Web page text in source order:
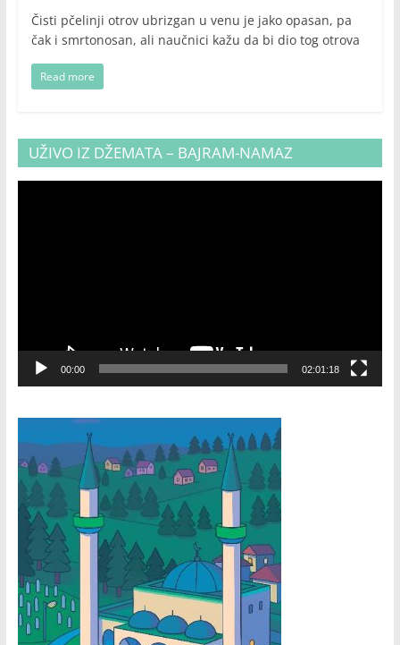
Čisti pčelinji otrov ubrizgan u venu je jako opasan, pa
čak i smrtonosan, ali naučnici kažu da bi dio tog otrova
Read more
UŽIVO IZ DŽEMATA – BAJRAM-NAMAZ
00:00 02:01:18